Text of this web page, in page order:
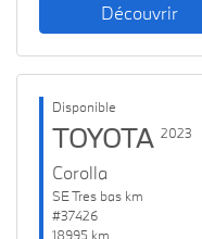
Découvrir
Disponible
TOYOTA 2023
Corolla
SE Tres bas km
#37426
18995 km